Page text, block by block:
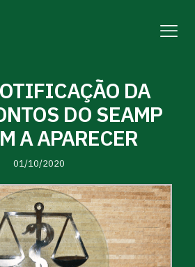
DA
DO SEAMP
A APARECER
01/10/2020